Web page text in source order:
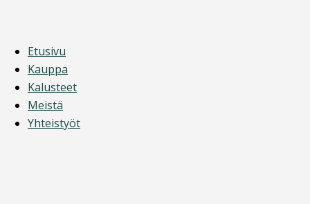
Etusivu
Kauppa
Kalusteet
Meistä
Yhteistyöt